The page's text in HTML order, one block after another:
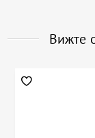
Вижте